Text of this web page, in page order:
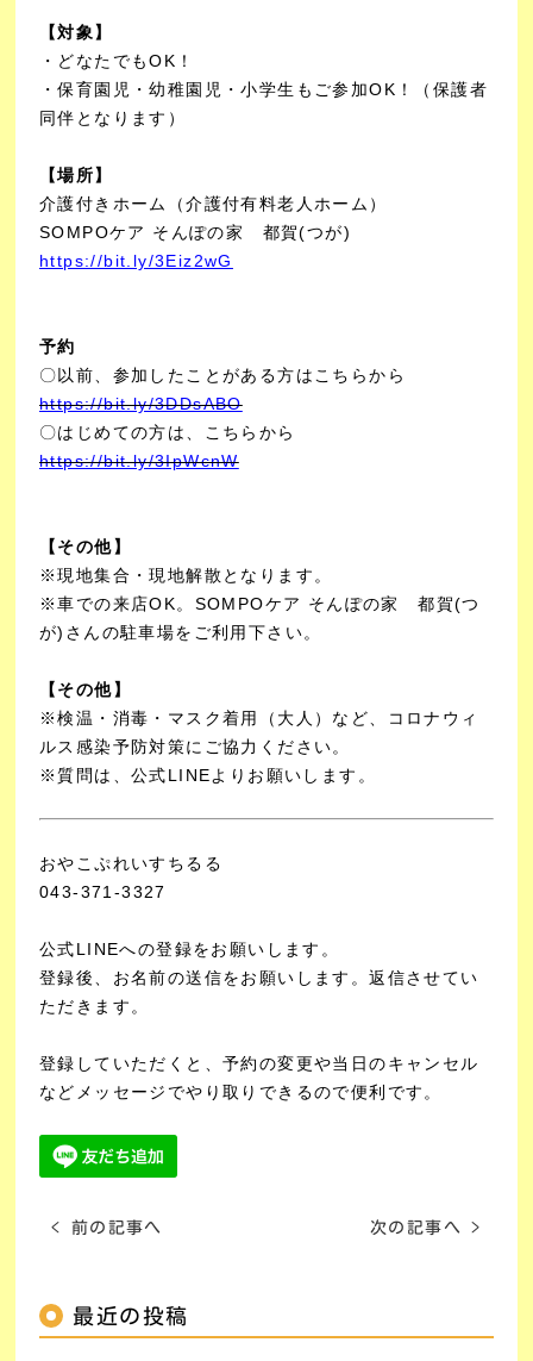
【対象】
・どなたでもOK！
・保育園児・幼稚園児・小学生もご参加OK！（保護者
同伴となります）
【場所】
介護付きホーム（介護付有料老人ホーム）
SOMPOケア そんぽの家 都賀(つが)
https://bit.ly/3Eiz2wG
予約
〇以前、参加したことがある方はこちらから
https://bit.ly/3DDsABO
〇はじめての方は、こちらから
https://bit.ly/3IpWcnW
【その他】
※現地集合・現地解散となります。
※車での来店OK。SOMPOケア そんぽの家 都賀(つ
が)さんの駐車場をご利用下さい。
【その他】
※検温・消毒・マスク着用（大人）など、コロナウィ
ルス感染予防対策にご協力ください。
※質問は、公式LINEよりお願いします。
おやこぷれいすちるる
043-371-3327
公式LINEへの登録をお願いします。
登録後、お名前の送信をお願いします。返信させてい
ただきます。
登録していただくと、予約の変更や当日のキャンセル
などメッセージでやり取りできるので便利です。
< 前の記事へ 次の記事へ >
最近の投稿